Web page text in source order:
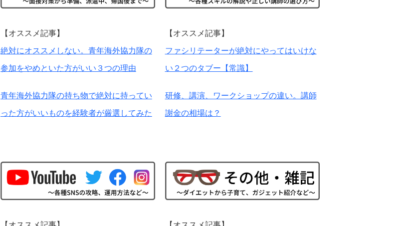
【オススメ記事】
絶対にオススメしない。青年海外協力隊の
参加をやめといた方がいい３つの理由
青年海外協力隊の持ち物で絶対に持ってい
った方がいいものを経験者が厳選してみた
【オススメ記事】
ファシリテーターが絶対にやってはいけな
い２つのタブー【常識】
研修、講演、ワークショップの違い。講師
謝金の相場は？